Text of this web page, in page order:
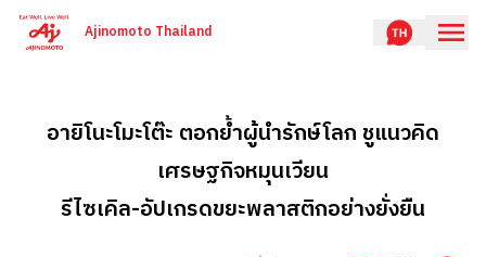
Ajinomoto Thailand
อายิโนะโมะโต๊ะ ตอกย้ำผู้นำรักษ์โลก ชูแนวคิด
เศรษฐกิจหมุนเวียน
รีไซเคิล-อัปเกรดขยะพลาสติกอย่างยั่งยืน